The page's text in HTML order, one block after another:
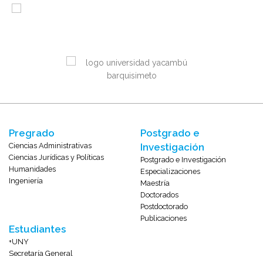
Pregrado
Ciencias Administrativas
Ciencias Jurídicas y Políticas
Humanidades
Ingeniería
Estudiantes
+UNY
Secretaría General
Postgrado e
Investigación
Postgrado e Investigación
Especializaciones
Maestría
Doctorados
Postdoctorado
Publicaciones